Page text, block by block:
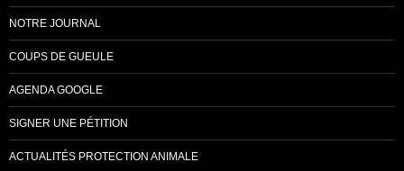
NOTRE JOURNAL
COUPS DE GUEULE
AGENDA GOOGLE
SIGNER UNE PÉTITION
ACTUALITÉS PROTECTION ANIMALE